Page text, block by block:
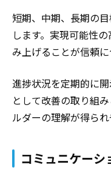
短期、中期、長期の
します。実現可能性
み上げることが信頼に
進捗状況を定期的に
として改善の取り組
ルダーの理解が得られ
コミュニケーシ